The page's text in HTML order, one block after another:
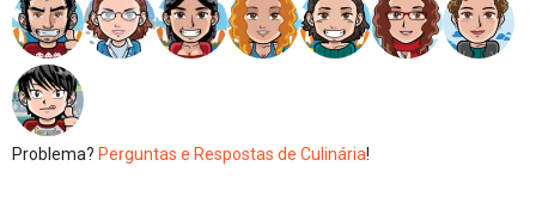
Problema? Perguntas e Respostas de Culinária!